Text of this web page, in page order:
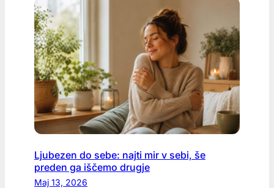
Ljubezen do sebe: najti mir v sebi, še
preden ga iščemo drugje
Maj 13, 2026